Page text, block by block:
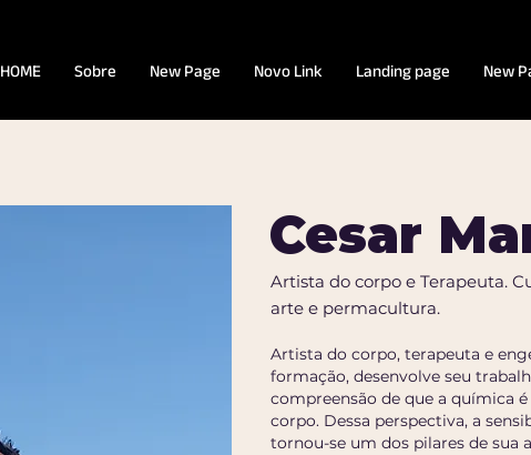
HOME Sobre New Page Novo Link Landing page New
Cesar
Artista do corpo e Terapeuta.
arte e permacultura.
Artista do corpo, terapeuta e
formação, desenvolve seu
compreensão de que a química
corpo. Dessa perspectiva, a
tornou-se um dos pilares de sua